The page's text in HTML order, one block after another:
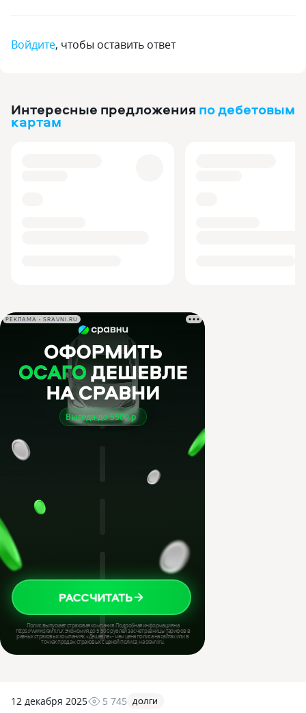
Войдите, чтобы оставить ответ
Интересные предложения по дебетовым
картам
РЕКЛАМА • SRAVNI.RU
12 декабря 2025 5 745 ДОЛГИ